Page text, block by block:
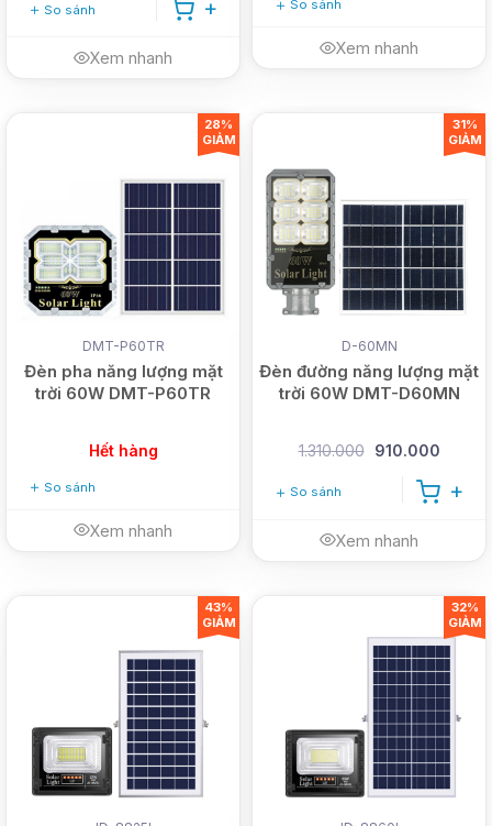
So sánh
Xem nhanh
So sánh
Xem nhanh
DMT-P60TR
Đèn pha năng lượng mặt
trời 60W DMT-P60TR
Hết hàng
So sánh
Xem nhanh
28%
GIẢM
D-60MN
Đèn đường năng lượng mặt
trời 60W DMT-D60MN
1.310.000 910.000
So sánh
Xem nhanh
31%
GIẢM
43%
GIẢM
32%
GIẢM